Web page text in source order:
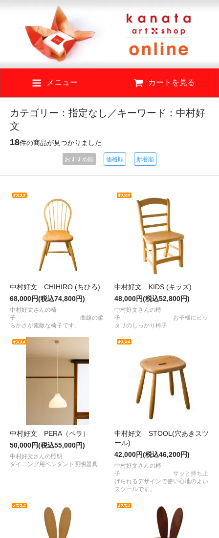
メニュー カートを見る
カテゴリー：指定なし／キーワード：中村好
文
18件の商品が見つかりました
おすすめ順 価格順 新着順
中村好文 CHIHIRO (ちひろ)
68,000円(税込74,800円)
中村好文さんの椅
子 曲線の柔
らかさが素敵な椅子です。
中村好文 KIDS (キッズ)
48,000円(税込52,800円)
中村好文さんの椅
子 お子様にピッ
タリのしっかり椅子
中村好文 PERA（ペラ）
50,000円(税込55,000円)
中村好文さんの照明
ダイニング用ペンダント照明器具
中村好文 STOOL(穴あきスツ
ール)
42,000円(税込46,200円)
中村好文さんの椅
子 サッと持ち上
げられるデザインで使い心地のよい
スツールです。